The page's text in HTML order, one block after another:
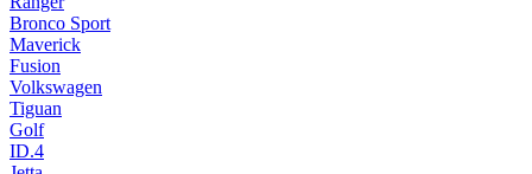
Bronco Sport
Maverick
Fusion
Volkswagen
Tiguan
Golf
ID.4